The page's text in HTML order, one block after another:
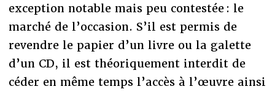
exception notable mais peu contestée : le
marché de l’occasion. S’il est permis de
revendre le papier d’un livre ou la galette
d’un CD, il est théoriquement interdit de
céder en même temps l’accès à l’œuvre ainsi